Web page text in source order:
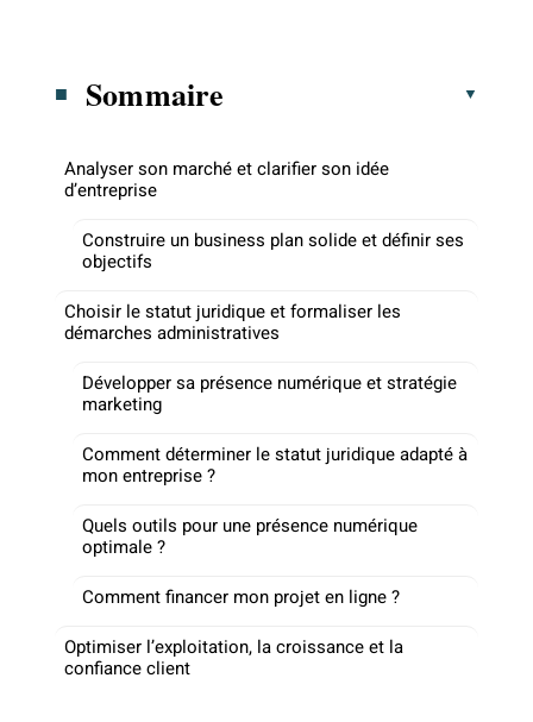
Sommaire
Analyser son marché et clarifier son idée
d’entreprise
Construire un business plan solide et définir ses
objectifs
Choisir le statut juridique et formaliser les
démarches administratives
Développer sa présence numérique et stratégie
marketing
Comment déterminer le statut juridique adapté à
mon entreprise ?
Quels outils pour une présence numérique
optimale ?
Comment financer mon projet en ligne ?
Optimiser l’exploitation, la croissance et la
confiance client